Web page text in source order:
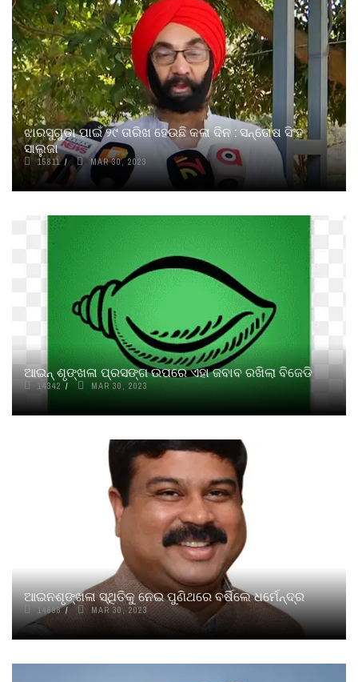
ଝାରସୁଗୁଡା ପାଇଁ ୨୯ ତାରିଖ ହେଉଛି କଳା ଦିନ : ସନ୍ତୋଷ ସିଂହ
ସାଲୁଜା
15811 MAR 30, 2023
ଆଇନ୍ ଶୃଙ୍ଖଳା ପ୍ରସଙ୍ଗ ଉପରେ ଏହା ଜବାବ ରଖିଲା ବିଜେଡି
14342 MAR 30, 2023
ଆଇନଶୃଙ୍ଖଳା ସ୍ଥିତିକୁ ନେଇ ପୁଣିଥରେ ବର୍ଷିଲେ ଧର୍ମେନ୍ଦ୍ର
14698 MAR 30, 2023